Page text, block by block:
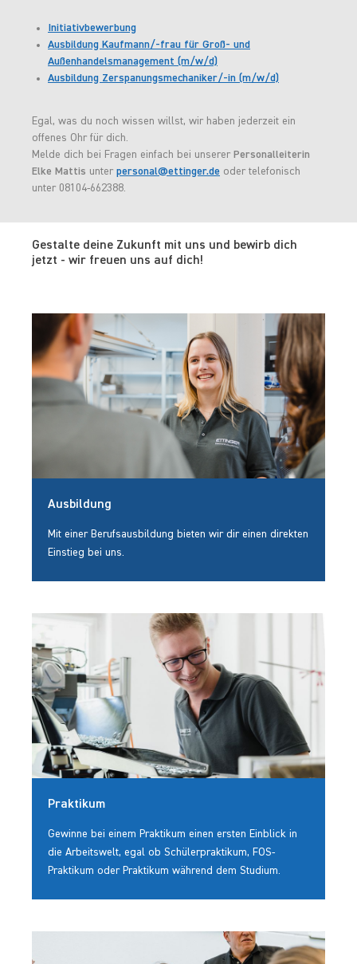
Initiativbewerbung
Ausbildung Kaufmann/-frau für Groß- und
Außenhandelsmanagement (m/w/d)
Ausbildung Zerspanungsmechaniker/-in (m/w/d)
Egal, was du noch wissen willst, wir haben jederzeit ein
offenes Ohr für dich.
Melde dich bei Fragen einfach bei unserer Personalleiterin
Elke Mattis unter personal@ettinger.de oder telefonisch
unter 08104-662388.
Gestalte deine Zukunft mit uns und bewirb dich
jetzt - wir freuen uns auf dich!
Ausbildung
Mit einer Berufsausbildung bieten wir dir einen direkten
Einstieg bei uns.
Praktikum
Gewinne bei einem Praktikum einen ersten Einblick in
die Arbeitswelt, egal ob Schülerpraktikum, FOS-
Praktikum oder Praktikum während dem Studium.